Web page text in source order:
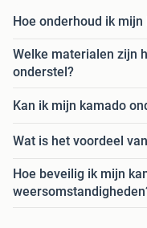
Hoe onderhoud ik
Welke materialen zijn
onderstel?
Kan ik mijn kamado
Wat is het voordeel
Hoe beveilig ik mijn